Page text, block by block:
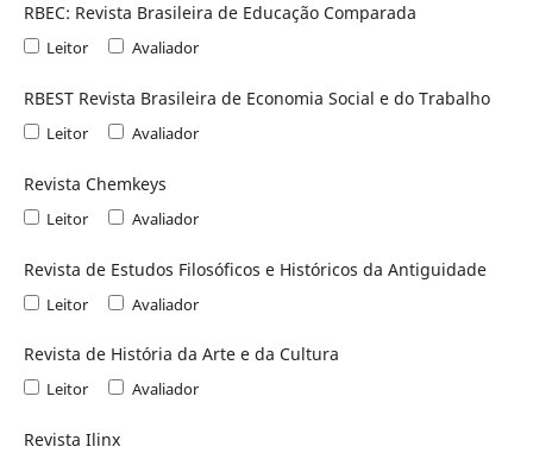
RBEC: Revista Brasileira de Educação Comparada
Leitor Avaliador
RBEST Revista Brasileira de Economia Social e do Trabalho
Leitor Avaliador
Revista Chemkeys
Leitor Avaliador
Revista de Estudos Filosóficos e Históricos da Antiguidade
Leitor Avaliador
Revista de História da Arte e da Cultura
Leitor Avaliador
Revista Ilinx